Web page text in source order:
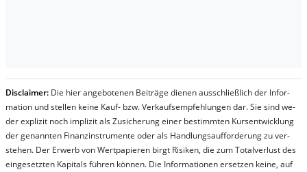
Dis­clai­mer: Die hier an­ge­bo­te­nen Bei­trä­ge die­nen aus­schließ­lich der In­for­
ma­t­ion und stel­len kei­ne Kauf- bzw. Ver­kaufs­em­pfeh­lung­en dar. Sie sind we­
der ex­pli­zit noch im­pli­zit als Zu­sich­er­ung ei­ner be­stim­mt­en Kurs­ent­wick­lung
der ge­nan­nt­en Fi­nanz­in­stru­men­te oder als Handl­ungs­auf­for­der­ung zu ver­
steh­en. Der Er­werb von Wert­pa­pier­en birgt Ri­si­ken, die zum To­tal­ver­lust des
ein­ge­setz­ten Ka­pi­tals füh­ren kön­nen. Die In­for­ma­tion­en er­setz­en kei­ne, auf